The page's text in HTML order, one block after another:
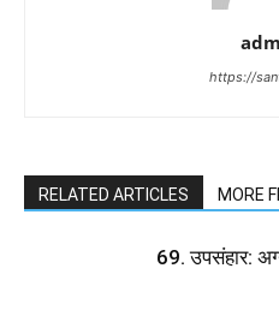
https://
RELATED ARTICLES MORE
69. उपसंहार: